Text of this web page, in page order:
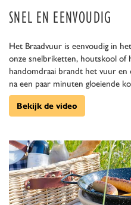
SNEL EN EENVOUDIG
Het Braadvuur is eenvoudig in
onze snelbriketten, houtskool of
handomdraai brandt het vuur
na een paar minuten gloeiende
Bekijk de video